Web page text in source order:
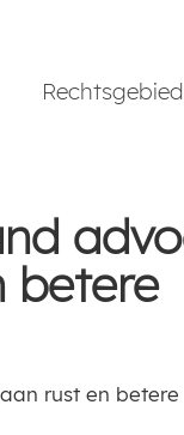
betere